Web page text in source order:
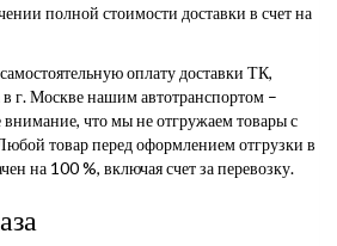
полной стоимости доставки в счет на
оплату доставки ТК,
в г. Москве нашим автотранспортом –
внимание, что мы не отгружаем товары с
товар перед оформлением отгрузки в
на 100 %, включая счет за перевозку.